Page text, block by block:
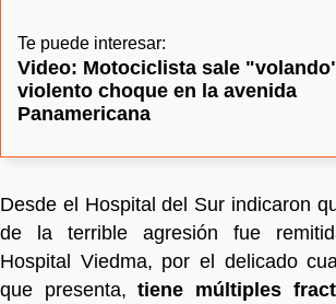
Te puede interesar:
Video: Motociclista sale
violento choque en la avenida
Panamericana
Desde el Hospital del Sur indicaron
de la terrible agresión fue
Hospital Viedma, por el delicado
que presenta,tiene múltiples